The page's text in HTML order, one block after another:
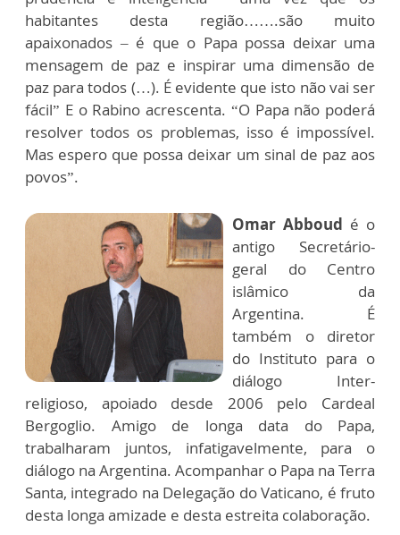
habitantes desta região…….são muito
apaixonados – é que o Papa possa deixar uma
mensagem de paz e inspirar uma dimensão de
paz para todos (…). É evidente que isto não vai ser
fácil” E o Rabino acrescenta. “O Papa não poderá
resolver todos os problemas, isso é impossível.
Mas espero que possa deixar um sinal de paz aos
povos”.
Omar Abboud é o
antigo Secretário-
geral do Centro
islâmico da
Argentina. É
também o diretor
do Instituto para o
diálogo Inter-
religioso, apoiado desde 2006 pelo Cardeal
Bergoglio. Amigo de longa data do Papa,
trabalharam juntos, infatigavelmente, para o
diálogo na Argentina. Acompanhar o Papa na Terra
Santa, integrado na Delegação do Vaticano, é fruto
desta longa amizade e desta estreita colaboração.